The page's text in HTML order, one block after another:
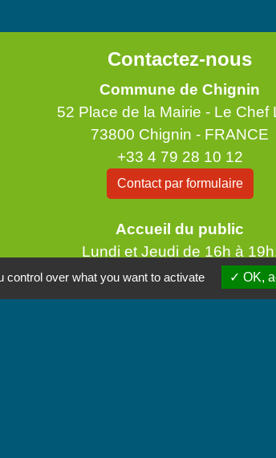
Contactez-nous
Commune de Chignin
52 Place de la Mairie - Le Chef
73800 Chignin - FRANCE
+33 4 79 28 10 12
Contact par formulaire
Accueil du public
Lundi et Jeudi de 16h à
Vendredi de 9h à 12h.
over what you want to activate OK,